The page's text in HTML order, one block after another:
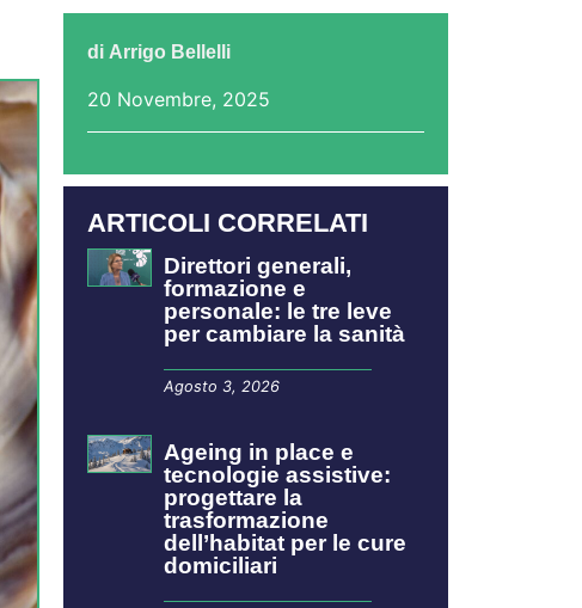
di Arrigo Bellelli
20 Novembre, 2025
ARTICOLI CORRELATI
Direttori generali,
formazione e
personale: le tre leve
per cambiare la sanità
Agosto 3, 2026
Ageing in place e
tecnologie assistive:
progettare la
trasformazione
dell’habitat per le cure
domiciliari